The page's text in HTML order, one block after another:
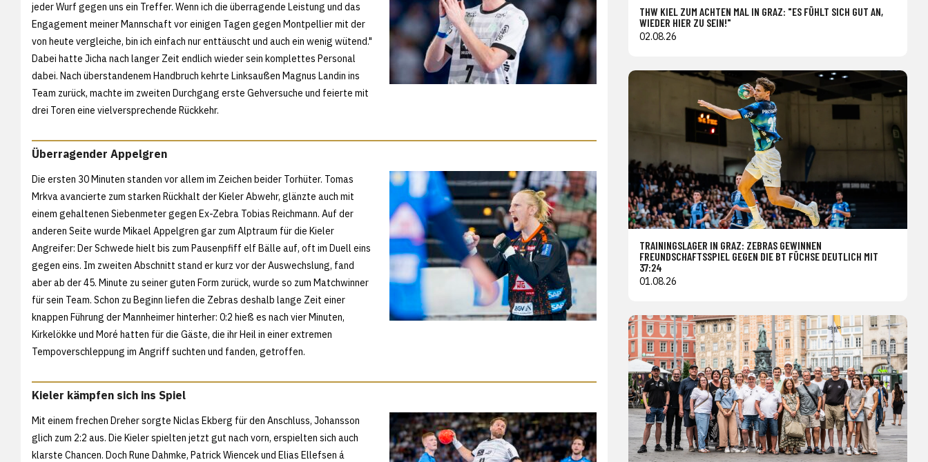
jeder Wurf gegen uns ein Treffer. Wenn ich die überragende Leistung und das
Engagement meiner Mannschaft vor einigen Tagen gegen Montpellier mit der
von heute vergleiche, bin ich einfach nur enttäuscht und auch ein wenig wütend."
Dabei hatte Jicha nach langer Zeit endlich wieder sein komplettes Personal
dabei. Nach überstandenem Handbruch kehrte Linksaußen Magnus Landin ins
Team zurück, machte im zweiten Durchgang erste Gehversuche und feierte mit
drei Toren eine vielversprechende Rückkehr.
Überragender Appelgren
Die ersten 30 Minuten standen vor allem im Zeichen beider Torhüter. Tomas
Mrkva avancierte zum starken Rückhalt der Kieler Abwehr, glänzte auch mit
einem gehaltenen Siebenmeter gegen Ex-Zebra Tobias Reichmann. Auf der
anderen Seite wurde Mikael Appelgren gar zum Alptraum für die Kieler
Angreifer: Der Schwede hielt bis zum Pausenpfiff elf Bälle auf, oft im Duell eins
gegen eins. Im zweiten Abschnitt stand er kurz vor der Auswechslung, fand
aber ab der 45. Minute zu seiner guten Form zurück, wurde so zum Matchwinner
für sein Team. Schon zu Beginn liefen die Zebras deshalb lange Zeit einer
knappen Führung der Mannheimer hinterher: 0:2 hieß es nach vier Minuten,
Kirkelökke und Moré hatten für die Gäste, die ihr Heil in einer extremen
Tempoverschleppung im Angriff suchten und fanden, getroffen.
Kieler kämpfen sich ins Spiel
Mit einem frechen Dreher sorgte Niclas Ekberg für den Anschluss, Johansson
glich zum 2:2 aus. Die Kieler spielten jetzt gut nach vorn, erspielten sich auch
klarste Chancen. Doch Rune Dahmke, Patrick Wiencek und Elias Ellefsen á
THW KIEL ZUM ACHTEN MAL IN GRAZ: "ES FÜHLT SICH GUT AN,
WIEDER HIER ZU SEIN!"
02.08.26
TRAININGSLAGER IN GRAZ: ZEBRAS GEWINNEN
FREUNDSCHAFTSSPIEL GEGEN DIE BT FÜCHSE DEUTLICH MIT
37:24
01.08.26